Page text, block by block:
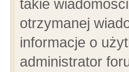
takie
otrzymanej
informacje o
administrator